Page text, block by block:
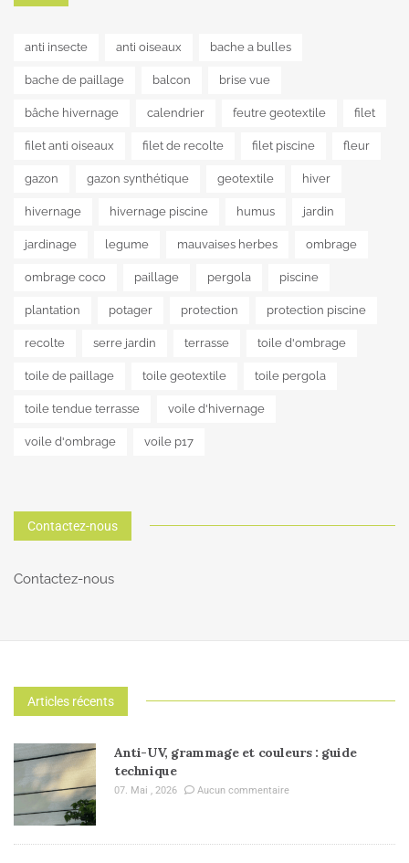
anti insecte anti oiseaux bache a bulles
bache de paillage balcon brise vue
bâche hivernage calendrier feutre geotextile filet
filet anti oiseaux filet de recolte filet piscine fleur
gazon gazon synthétique geotextile hiver
hivernage hivernage piscine humus jardin
jardinage legume mauvaises herbes ombrage
ombrage coco paillage pergola piscine
plantation potager protection protection piscine
recolte serre jardin terrasse toile d'ombrage
toile de paillage toile geotextile toile pergola
toile tendue terrasse voile d'hivernage
voile d'ombrage voile p17
Contactez-nous
Contactez-nous
Articles récents
Anti-UV, grammage et couleurs : guide
technique
07. Mai , 2026 Aucun commentaire